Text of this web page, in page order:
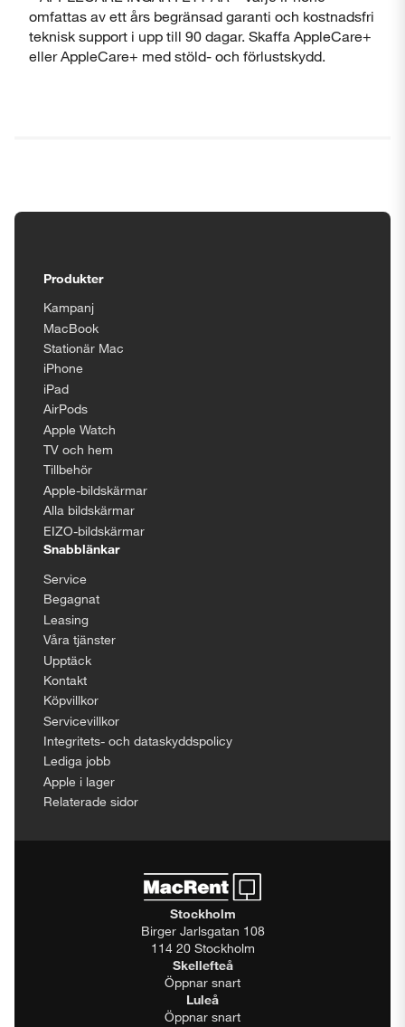
omfattas av ett års begränsad garanti och kostnadsfri
teknisk support i upp till 90 dagar. Skaffa AppleCare+
eller AppleCare+ med stöld- och förlustskydd.
Produkter
Kampanj
MacBook
Stationär Mac
iPhone
iPad
AirPods
Apple Watch
TV och hem
Tillbehör
Apple-bildskärmar
Alla bildskärmar
EIZO-bildskärmar
Snabblänkar
Service
Begagnat
Leasing
Våra tjänster
Upptäck
Kontakt
Köpvillkor
Servicevillkor
Integritets- och dataskyddspolicy
Lediga jobb
Apple i lager
Relaterade sidor
Stockholm
Birger Jarlsgatan 108
114 20 Stockholm
Skellefteå
Öppnar snart
Luleå
Öppnar snart